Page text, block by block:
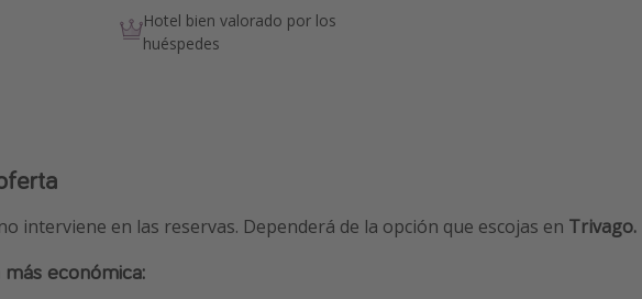
Hotel bien valorado por los
huéspedes
interviene en las reservas. Dependerá de la opción que escojas en Trivago.
económica: